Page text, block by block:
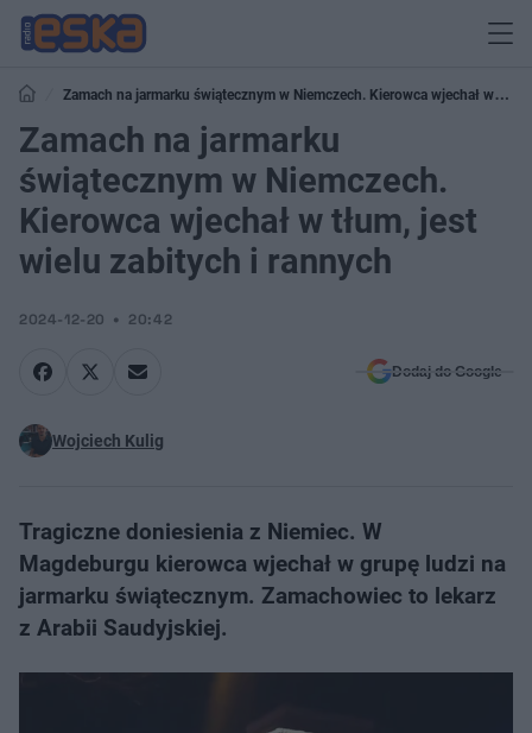
Zamach na jarmarku świątecznym w Niemczech. Kierowca wjechał w
tłum, jest wielu zabitych i rannych
Zamach na jarmarku
świątecznym w Niemczech.
Kierowca wjechał w tłum, jest
wielu zabitych i rannych
2024-12-20 20:42
Dodaj do Google
Wojciech Kulig
Tragiczne doniesienia z Niemiec. W
Magdeburgu kierowca wjechał w grupę ludzi na
jarmarku świątecznym. Zamachowiec to lekarz
z Arabii Saudyjskiej.